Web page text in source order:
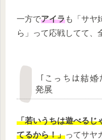
一方でアイラも「サヤ
ら」って応戦してて、
「こっちは結
発展
「若いうちは遊べるじ
てるから！」ってサヤ